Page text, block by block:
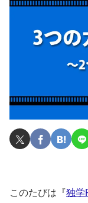
このたびは『独学